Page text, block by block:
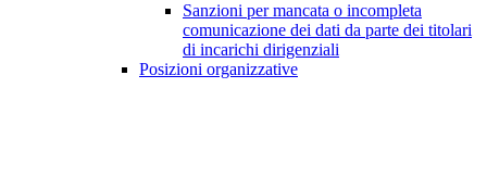
Sanzioni per mancata o incompleta
comunicazione dei dati da parte dei titolari
di incarichi dirigenziali
Posizioni organizzative